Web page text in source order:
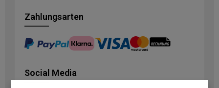
Zahlungsarten
Social Media